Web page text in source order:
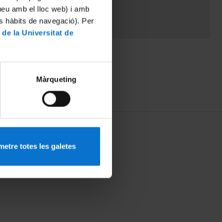
amb el lloc web) i amb
hàbits de navegació). Per
la Universitat de
Màrqueting
totes les galetes